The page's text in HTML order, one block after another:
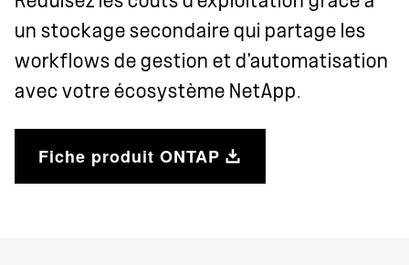
un stockage secondaire qui partage les
workflows de gestion et d'automatisation
avec votre écosystème NetApp.
Fiche produit ONTAP